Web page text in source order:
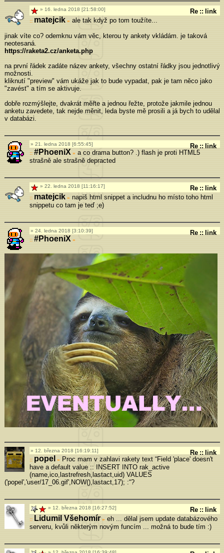
16. ledna 2018 [21:58:00] Re :: link
matejcik» ale tak když po tom toužíte...
jinak víte co? odemknu vám věc, kterou ty ankety vkládám. je taková
neotesaná.
https://raketa2.cz/anketa.php
na první řádek zadáte název ankety, všechny ostatní řádky jsou jednotlivý
možnosti.
kliknutí "preview" vám ukáže jak to bude vypadat, pak je tam něco jako
"zavést" a tím se aktivuje.
dobře rozmýšlejte, dvakrát měřte a jednou řežte, protože jakmile jednou
anketu zavedete, tak nejde měnit, leda byste mě prosili a já bych to udělal
v databázi.
21. ledna 2018 [6:55:45] Re :: link
#PhoeniX » a co drama button? .) flash je proti HTML5
strašně ale strašně depracted
22. ledna 2018 [11:16:17] Re :: link
matejcik» napiš html snippet a includnu ho místo toho html
snippetu co tam je teď ;e)
24. ledna 2018 [3:10:39] Re :: link
#PhoeniX »
12. března 2018 [16:19:11] Re :: link
popel »
Proc mam v zahlavi rakety text “Field 'place' doesn't
have a default value :: INSERT INTO rak_active
(name,ico,lastrefresh,lastact,uid) VALUES
('popel','user/17_06.gif',NOW(),lastact,17); :“?
12. března 2018 [16:27:52] Re :: link
Lidumil Všehomír» eh ... dělal jsem update databázového
serveru, kvůli některým novým funcím ... možná to bude tím :)